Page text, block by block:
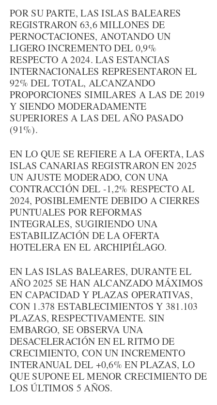
POR SU PARTE, LAS ISLAS BALEARES
REGISTRARON 63,6 MILLONES DE
PERNOCTACIONES, ANOTANDO UN
LIGERO INCREMENTO DEL 0,9%
RESPECTO A 2024. LAS ESTANCIAS
INTERNACIONALES REPRESENTARON EL
92% DEL TOTAL, ALCANZANDO
PROPORCIONES SIMILARES A LAS DE 2019
Y SIENDO MODERADAMENTE
SUPERIORES A LAS DEL AÑO PASADO
(91%).
EN LO QUE SE REFIERE A LA OFERTA, LAS
ISLAS CANARIAS REGISTRARON EN 2025
UN AJUSTE MODERADO, CON UNA
CONTRACCIÓN DEL -1,2% RESPECTO AL
2024, POSIBLEMENTE DEBIDO A CIERRES
PUNTUALES POR REFORMAS
INTEGRALES, SUGIRIENDO UNA
ESTABILIZACIÓN DE LA OFERTA
HOTELERA EN EL ARCHIPIÉLAGO.
EN LAS ISLAS BALEARES, DURANTE EL
AÑO 2025 SE HAN ALCANZADO MÁXIMOS
EN CAPACIDAD Y PLAZAS OPERATIVAS,
CON 1.378 ESTABLECIMIENTOS Y 381.103
PLAZAS, RESPECTIVAMENTE. SIN
EMBARGO, SE OBSERVA UNA
DESACELERACIÓN EN EL RITMO DE
CRECIMIENTO, CON UN INCREMENTO
INTERANUAL DEL +0,6% EN PLAZAS, LO
QUE SUPONE EL MENOR CRECIMIENTO DE
LOS ÚLTIMOS 5 AÑOS.